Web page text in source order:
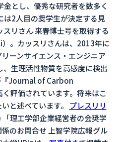
とし、優秀な研究者を数多く
は2人目の奨学生が決定する見
リさん 来春博士号を取得する
。カッスリさんは、2013年に
ーンサイエンス・エンジニア
生理活性物質を高感度に検出
『Journal of Carbon
評価されています。将来はこ
と述べています。 プレスリリ
理工学部企業経営者の会奨学
お問合せ 上智学院広報グル